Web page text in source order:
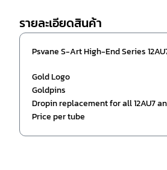
รายละเอียดสินค้า
Psvane S-Art High-End Series
Gold Logo
Goldpins
Dropin replacement for all 12AU7
Price per tube